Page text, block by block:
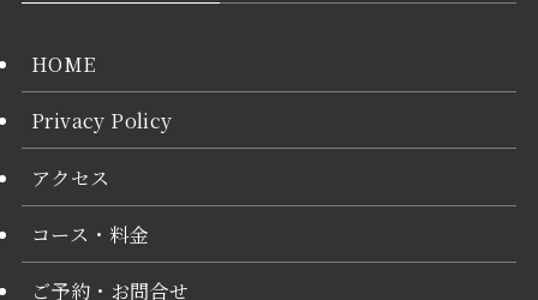
HOME
Privacy Policy
アクセス
コース・料金
ご予約・お問合せ